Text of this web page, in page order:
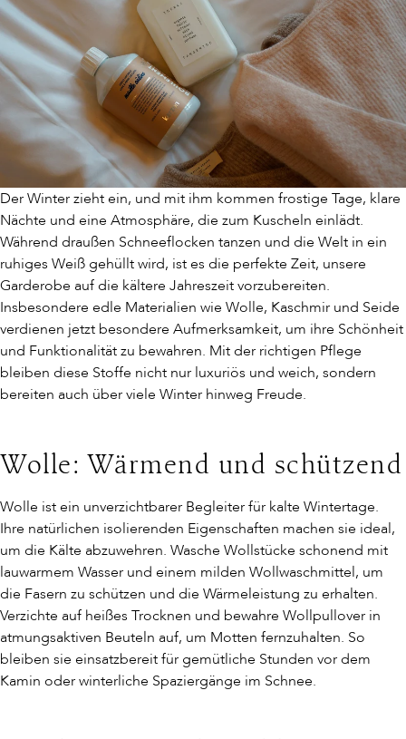
Der Winter zieht ein, und mit ihm kommen frostige Tage, klare
Nächte und eine Atmosphäre, die zum Kuscheln einlädt.
Während draußen Schneeflocken tanzen und die Welt in ein
ruhiges Weiß gehüllt wird, ist es die perfekte Zeit, unsere
Garderobe auf die kältere Jahreszeit vorzubereiten.
Insbesondere edle Materialien wie Wolle, Kaschmir und Seide
verdienen jetzt besondere Aufmerksamkeit, um ihre Schönheit
und Funktionalität zu bewahren. Mit der richtigen Pflege
bleiben diese Stoffe nicht nur luxuriös und weich, sondern
bereiten auch über viele Winter hinweg Freude.
Wolle: Wärmend und schützend
Wolle ist ein unverzichtbarer Begleiter für kalte Wintertage.
Ihre natürlichen isolierenden Eigenschaften machen sie ideal,
um die Kälte abzuwehren. Wasche Wollstücke schonend mit
lauwarmem Wasser und einem milden Wollwaschmittel, um
die Fasern zu schützen und die Wärmeleistung zu erhalten.
Verzichte auf heißes Trocknen und bewahre Wollpullover in
atmungsaktiven Beuteln auf, um Motten fernzuhalten. So
bleiben sie einsatzbereit für gemütliche Stunden vor dem
Kamin oder winterliche Spaziergänge im Schnee.